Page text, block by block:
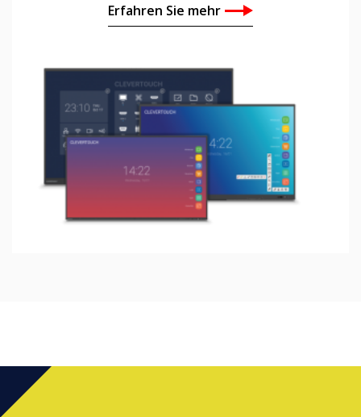
Erfahren Sie mehr